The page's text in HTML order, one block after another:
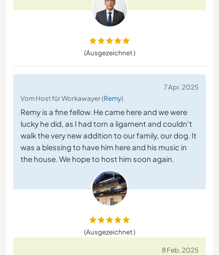
(Ausgezeichnet )
7 Apr. 2025
Vom Host für Workawayer (Remy)
Remy is a fine fellow. He came here and we were
lucky he did, as I had torn a ligament and couldn't
walk the very new addition to our family, our dog. It
was a blessing to have him here and his music in
the house. We hope to host him soon again.
(Ausgezeichnet )
8 Feb. 2025